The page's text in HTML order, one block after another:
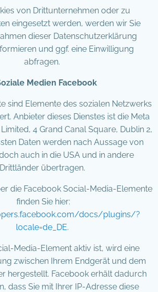
von Drittunternehmen oder zu
eingesetzt werden, werden wir Sie
dieser Datenschutzerklärung
und ggf. eine Einwilligung
abfragen.
Medien Facebook
sind Elemente des sozialen Netzwerks
Anbieter dieses Dienstes ist die Meta
4 Grand Canal Square, Dublin 2,
Daten werden nach Aussage von
auch in die USA und in andere
Drittländer übertragen.
die Facebook Social-Media-Elemente
finden Sie hier:
docs/plugins/?
locale=de_DE.
Media-Element aktiv ist, wird eine
zwischen Ihrem Endgerät und dem
hergestellt. Facebook erhält dadurch
dass Sie mit Ihrer IP-Adresse diese